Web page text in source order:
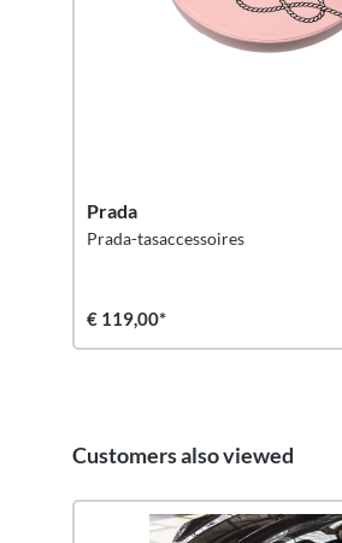
Prada
Prada-tasaccessoires
€ 119,00*
Productgalerij overslaan
Customers also viewed